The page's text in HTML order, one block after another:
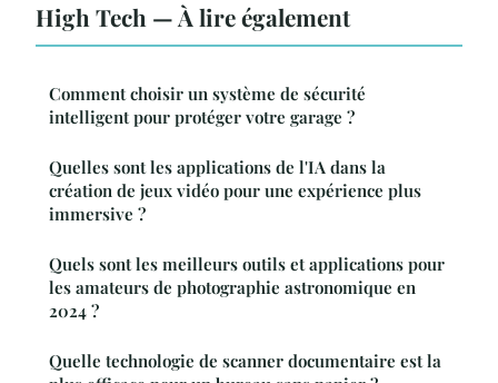
High Tech — À lire également
Comment choisir un système de sécurité
intelligent pour protéger votre garage ?
Quelles sont les applications de l'IA dans la
création de jeux vidéo pour une expérience plus
immersive ?
Quels sont les meilleurs outils et applications pour
les amateurs de photographie astronomique en
2024 ?
Quelle technologie de scanner documentaire est la